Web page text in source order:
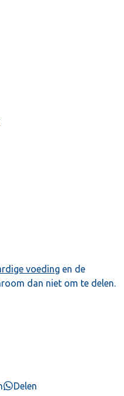
voeding en de
dan niet om te delen.
Delen